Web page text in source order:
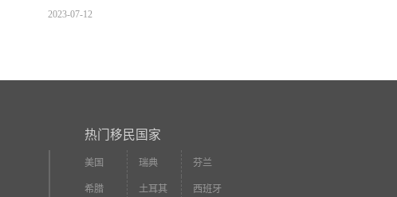
2023-07-12
热门移民国家
美国 瑞典 芬兰
希腊 土耳其 西班牙